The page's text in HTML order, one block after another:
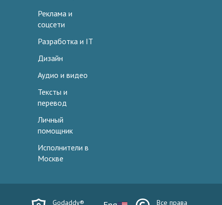
Реклама и
соцсети
Разработка и IT
Дизайн
Аудио и видео
Тексты и
перевод
Личный
помощник
Исполнители в
Москве
Godaddy® Все права